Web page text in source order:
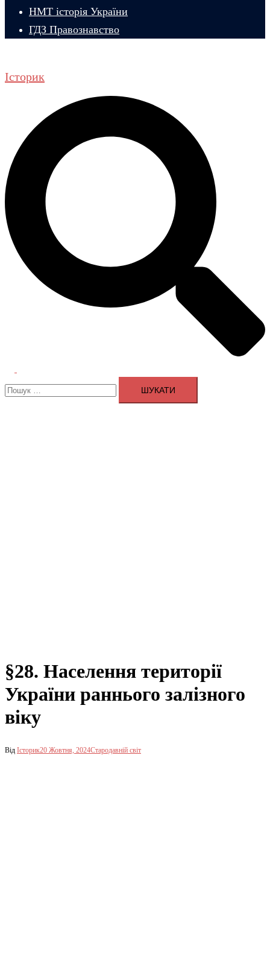
НМТ історія України
ГДЗ Правознавство
Історик
меню
Пошук:
§28. Населення території
України раннього залізного
віку
Від Історик20 Жовтня, 2024Стародавній світ